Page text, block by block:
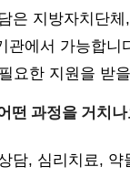
은 지방자치단
관에서 가능합니
요한 지원을 받
떤 과정을 거치
담, 심리치료, 약